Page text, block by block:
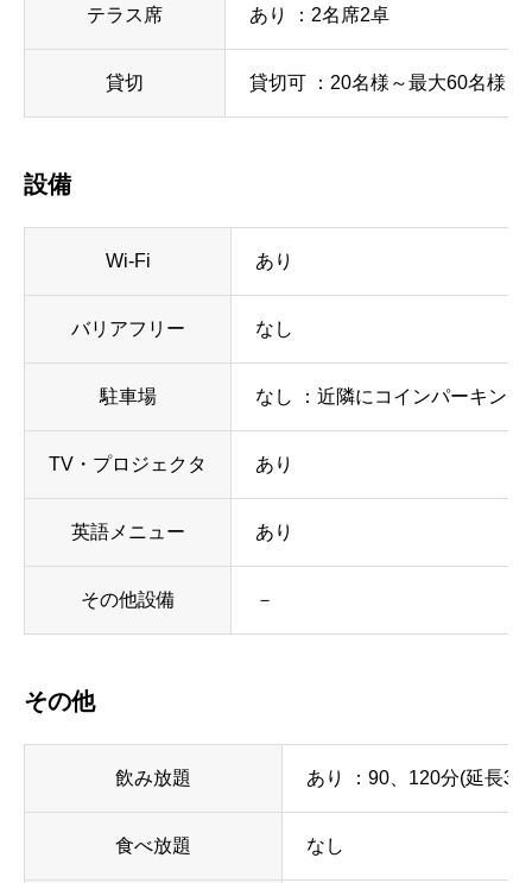
テラス席 あり ：2名席2卓
貸切 貸切可 ：20名様～最大60名様ま
設備
Wi-Fi あり
バリアフリー なし
駐車場 なし ：近隣にコインパーキング
TV・プロジェクタ あり
英語メニュー あり
その他設備 －
その他
飲み放題 あり ：90、120分(延長30
食べ放題 なし